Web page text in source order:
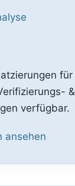
für
&
verfügbar.
ansehen